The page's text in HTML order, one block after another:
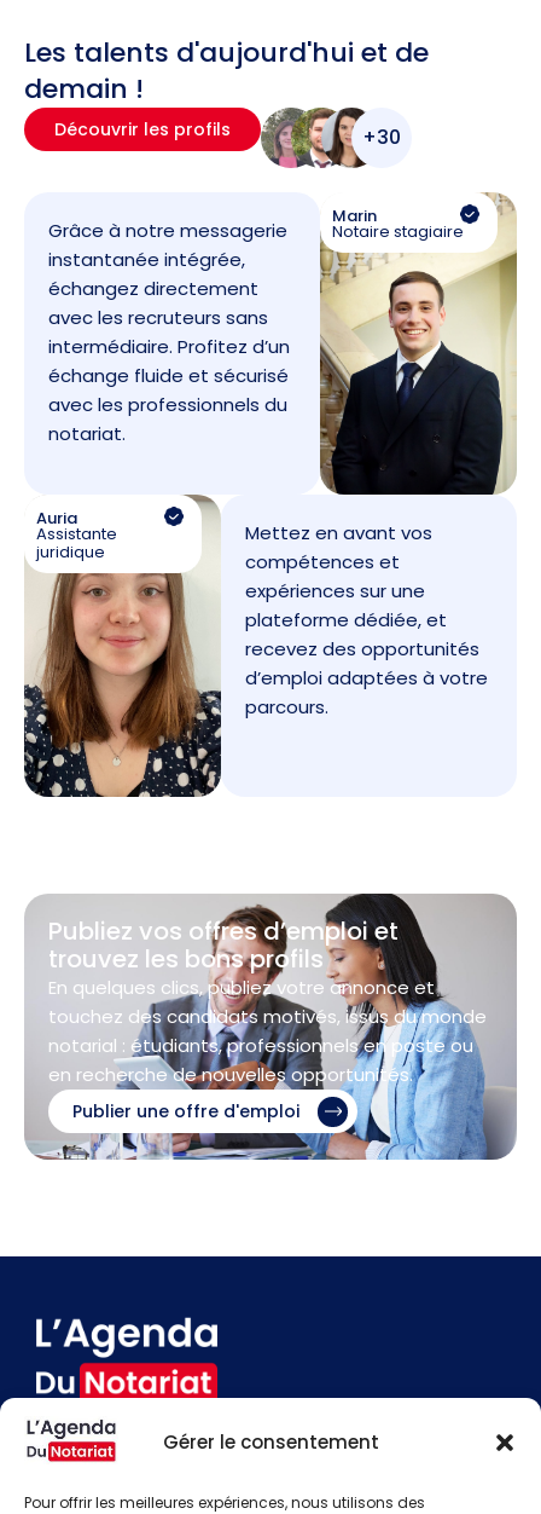
Gérer le consentement
Pour offrir les meilleures expériences, nous utilisons des
Les talents d'aujourd'hui et de
demain !
Découvrir les profils +30
Grâce à notre messagerie
instantanée intégrée,
échangez directement
avec les recruteurs sans
intermédiaire. Profitez d’un
échange fluide et sécurisé
avec les professionnels du
notariat.
Marin
Notaire stagiaire
Auria
Assistante
juridique
Mettez en avant vos
compétences et
expériences sur une
plateforme dédiée, et
recevez des opportunités
d’emploi adaptées à votre
parcours.
Publiez vos offres d’emploi et
trouvez les bons profils
En quelques clics, publiez votre annonce et
touchez des candidats motivés, issus du monde
notarial : étudiants, professionnels en poste ou
en recherche de nouvelles opportunités.
Publier une offre d'emploi
Contact